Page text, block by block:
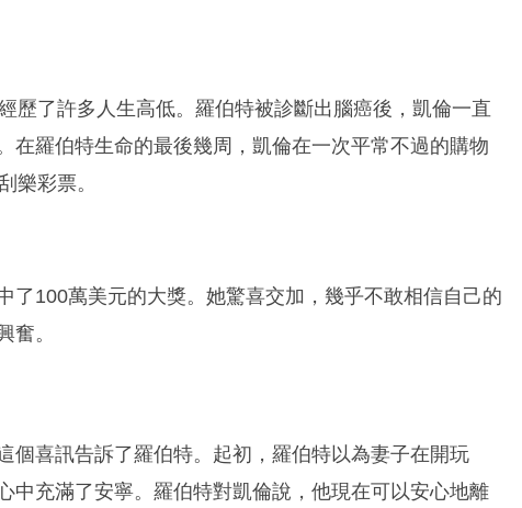
歷了許多人生高低。羅伯特被診斷出腦癌後，凱倫一直
在羅伯特生命的最後幾周，凱倫在一次平常不過的購物
樂彩票。
了100萬美元的大獎。她驚喜交加，幾乎不敢相信自己的
奮。
個喜訊告訴了羅伯特。起初，羅伯特以為妻子在開玩
中充滿了安寧。羅伯特對凱倫說，他現在可以安心地離